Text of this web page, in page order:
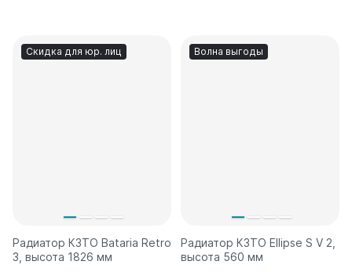
Скидка для юр. лиц
Радиатор КЗТО Bataria Retro
3, высота 1826 мм
Волна выгоды
Радиатор КЗТО Ellipse S V 2,
высота 560 мм